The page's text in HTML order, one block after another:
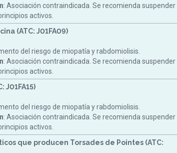
: Asociación contraindicada. Se recomienda suspender
activos.
(ATC: J01FA09)
del riesgo de miopatía y rabdomiolisis.
: Asociación contraindicada. Se recomienda suspender
activos.
J01FA15)
del riesgo de miopatía y rabdomiolisis.
: Asociación contraindicada. Se recomienda suspender
activos.
que producen Torsades de Pointes (ATC: